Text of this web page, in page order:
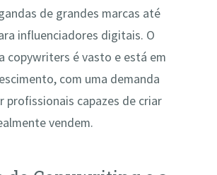
de grandes marcas até
influenciadores digitais. O
copywriters é vasto e está em
com uma demanda
profissionais capazes de criar
vendem.